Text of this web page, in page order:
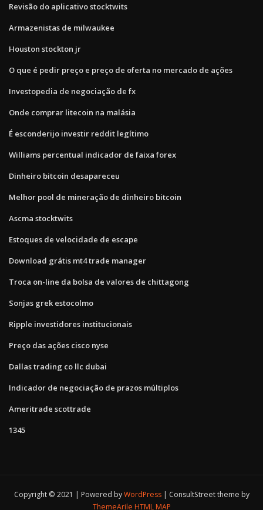
Revisão do aplicativo stocktwits
Armazenistas de milwaukee
Houston stockton jr
O que é pedir preço e preço de oferta no mercado de ações
Investopedia de negociação de fx
Onde comprar litecoin na malásia
É esconderijo investir reddit legítimo
Williams percentual indicador de faixa forex
Dinheiro bitcoin desapareceu
Melhor pool de mineração de dinheiro bitcoin
Ascma stocktwits
Estoques de velocidade de escape
Download grátis mt4 trade manager
Troca on-line da bolsa de valores de chittagong
Sonjas grek estocolmo
Ripple investidores institucionais
Preço das ações cisco nyse
Dallas trading co llc dubai
Indicador de negociação de prazos múltiplos
Ameritrade scottrade
1345
Copyright © 2021 | Powered byWordPress
ConsultStreet theme by
ThemeArile HTML MAP